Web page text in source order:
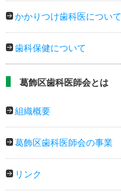
かかりつけ歯科医について
歯科保健について
葛飾区歯科医師会とは
組織概要
葛飾区歯科医師会の事業
リンク